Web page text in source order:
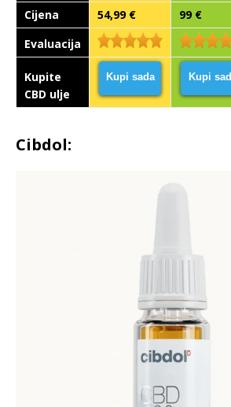
Cijena
54,99 € 99 €
Evaluacija
Kupite
CBD ulje
Kupi sada Kupi
Cibdol: